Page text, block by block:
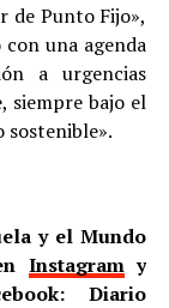
de Punto Fijo»,
una agenda
a urgencias
siempre bajo el
sostenible».
y el Mundo
Instagramy
Diario